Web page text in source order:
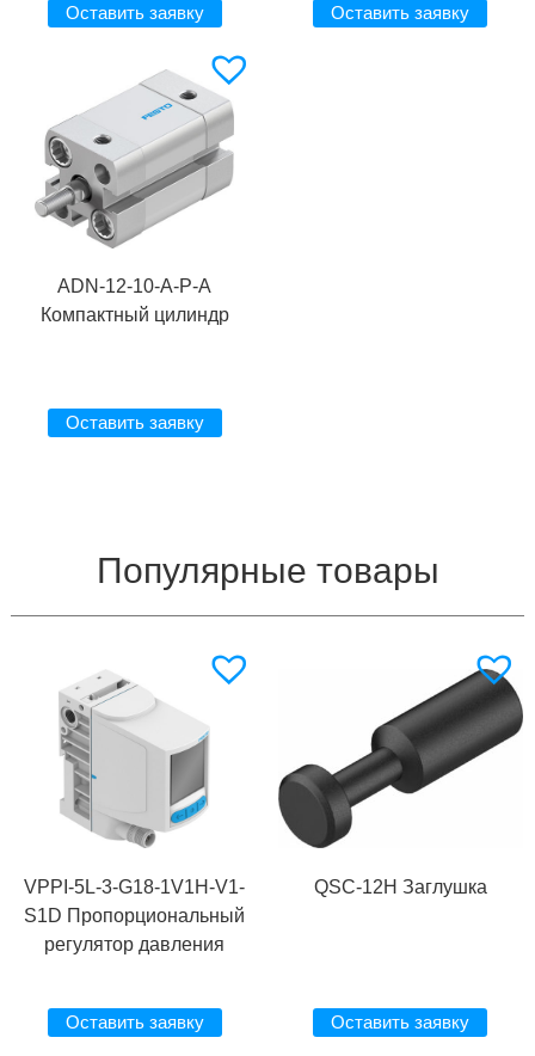
Оставить заявку Оставить заявку
ADN-12-10-A-P-A
Компактный цилиндр
Оставить заявку
Популярные товары
VPPI-5L-3-G18-1V1H-V1-
S1D Пропорциональный
регулятор давления
Оставить заявку
QSC-12H Заглушка
Оставить заявку